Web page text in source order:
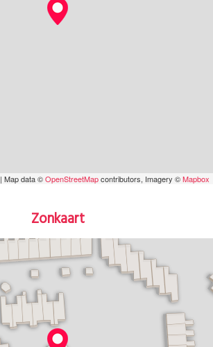
| Map data ©OpenStreetMapcontributors, Imagery ©Mapbox
Zonkaart